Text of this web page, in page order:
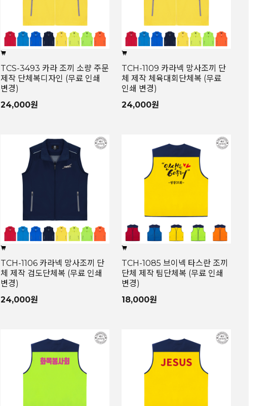
TCS-3493 카라 조끼 소량 주문
제작 단체복디자인 (무료 인쇄
변경)
24,000원
TCH-1109 카라넥 망사조끼 단
체 제작 체육대회단체복 (무료
인쇄 변경)
24,000원
TCH-1106 카라넥 망사조끼 단
체 제작 검도단체복 (무료 인쇄
변경)
24,000원
TCH-1085 브이넥 타스란 조끼
단체 제작 팀단체복 (무료 인쇄
변경)
18,000원